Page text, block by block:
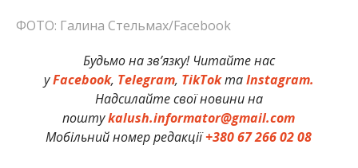
ФОТО: Галина Стельмах/Facebook
Будьмо на зв’язку! Читайте нас
уFacebook, Telegram, TikTokтаInstagram.
Надсилайте свої новини на
поштуkalush.informator@gmail.com
Мобільний номер редакції+380 67 266 02 08